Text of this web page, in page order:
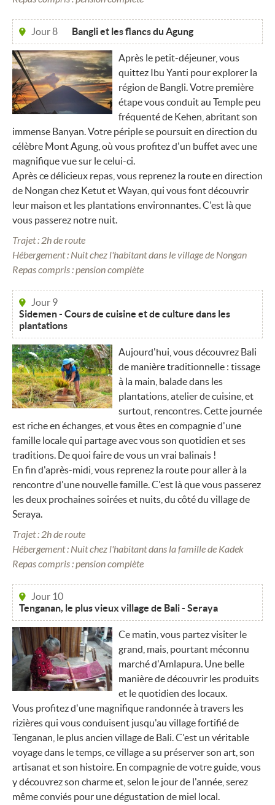
Jour 8 Bangli et les flancs du Agung
Après le petit-déjeuner, vous
quittez Ibu Yanti pour explorer la
région de Bangli. Votre première
étape vous conduit au Temple peu
fréquenté de Kehen, abritant son
immense Banyan. Votre périple se poursuit en direction du
célèbre Mont Agung, où vous profitez d'un buffet avec une
magnifique vue sur le celui-ci.
Après ce délicieux repas, vous reprenez la route en direction
de Nongan chez Ketut et Wayan, qui vous font découvrir
leur maison et les plantations environnantes. C'est là que
vous passerez notre nuit.
Trajet : 2h de route
Hébergement : Nuit chez l'habitant dans le village de Nongan
Repas compris : pension complète
Jour 9
Sidemen - Cours de cuisine et de culture dans les
plantations
Aujourd'hui, vous découvrez Bali
de manière traditionnelle : tissage
à la main, balade dans les
plantations, atelier de cuisine, et
surtout, rencontres. Cette journée
est riche en échanges, et vous êtes en compagnie d'une
famille locale qui partage avec vous son quotidien et ses
traditions. De quoi faire de vous un vrai balinais !
En fin d'après-midi, vous reprenez la route pour aller à la
rencontre d'une nouvelle famille. C'est là que vous passerez
les deux prochaines soirées et nuits, du côté du village de
Seraya.
Trajet : 2h de route
Hébergement : Nuit chez l'habitant dans la famille de Kadek
Repas compris : pension complète
Jour 10
Tenganan, le plus vieux village de Bali - Seraya
Ce matin, vous partez visiter le
grand, mais, pourtant méconnu
marché d'Amlapura. Une belle
manière de découvrir les produits
et le quotidien des locaux.
Vous profitez d'une magnifique randonnée à travers les
rizières qui vous conduisent jusqu'au village fortifié de
Tenganan, le plus ancien village de Bali. C'est un véritable
voyage dans le temps, ce village a su préserver son art, son
artisanat et son histoire. En compagnie de votre guide, vous
y découvrez son charme et, selon le jour de l'année, serez
même conviés pour une dégustation de miel local.